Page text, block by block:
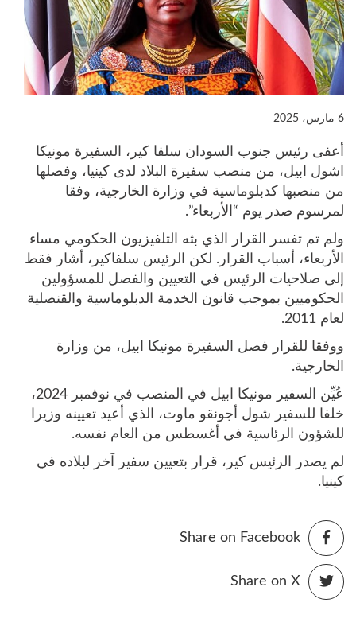
6 مارس، 2025
أعفى رئيس جنوب السودان سلفا كير، السفيرة مونيكا
اشول ابيل، من منصب سفيرة البلاد لدى كينيا، وفصلها
من منصبها كدبلوماسية في وزارة الخارجية، وفقا
لمرسوم صدر يوم “الأربعاء”.
ولم تم تفسر القرار الذي بثه التلفيزيون الحكومي مساء
الأربعاء، أسباب القرار. لكن الرئيس سلفاكير، أشار فقط
إلى صلاحيات الرئيس في التعيين والفصل للمسؤولين
الحكوميين بموجب قانون الخدمة الدبلوماسية والقنصلية
لعام 2011.
ووفقا للقرار فصل السفيرة مونيكا ابيل، من وزارة
الخارجية.
عُيِّن السفير مونيكا ابيل في المنصب في نوفمبر 2024،
خلفا للسفير شول أجونقو ماوت، الذي أعيد تعيينه وزيرا
للشؤون الرئاسية في أغسطس من العام نفسه.
لم يصدر الرئيس كير، قرار بتعيين سفير آخر لبلاده في
كينيا.
Share on Facebook
Share on X